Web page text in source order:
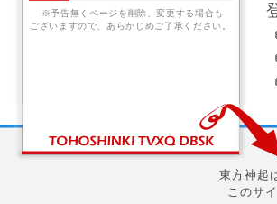
※予告無くページを削除、変更する場合も
ございますので、あらかじめご了承ください。
東方神起
このサ